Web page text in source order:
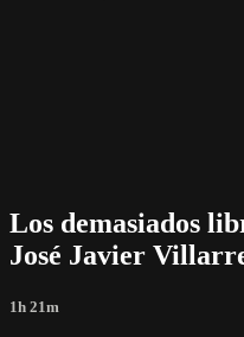
Los demasiados
José Javier
1h 21m